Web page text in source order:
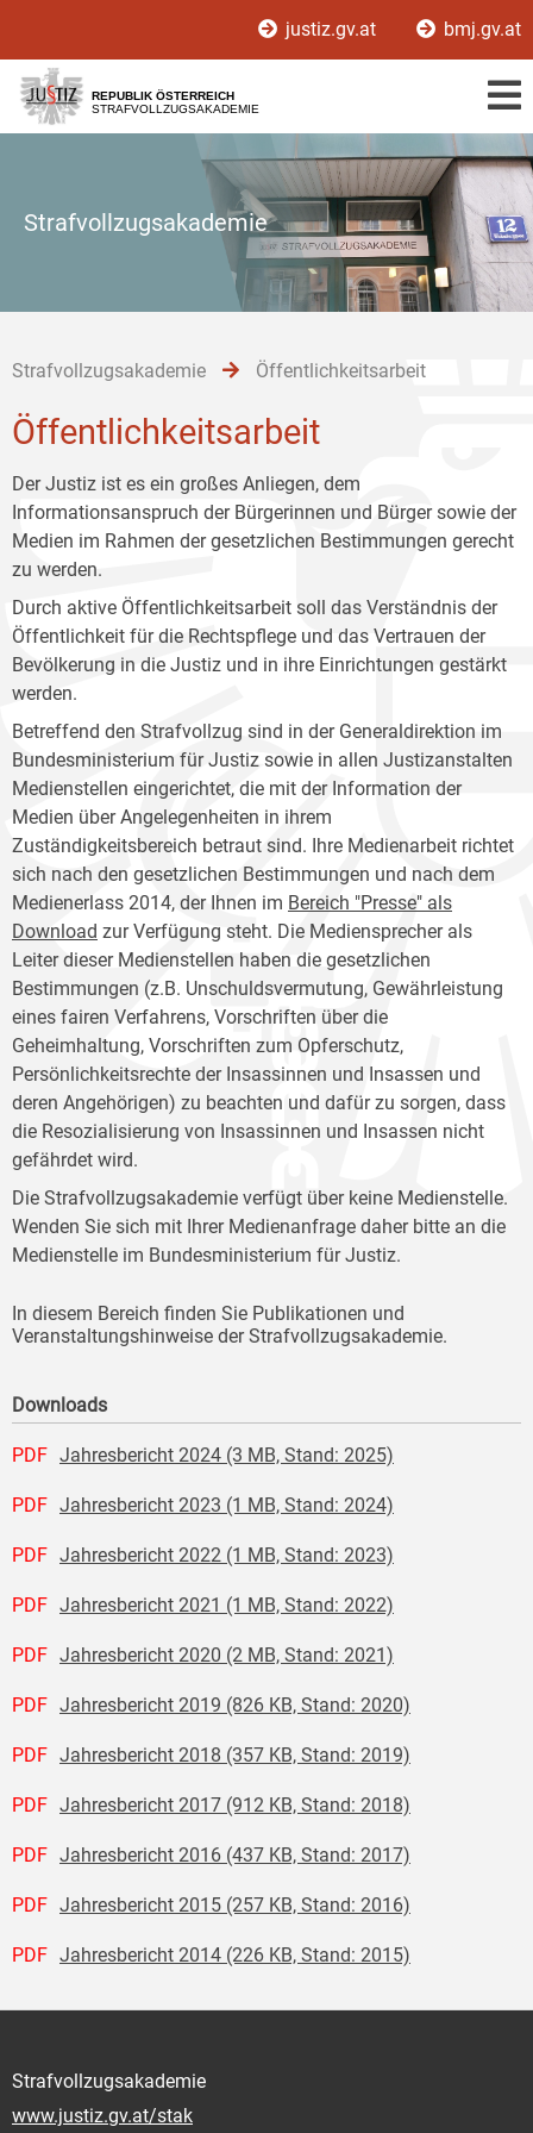
[1]
[2]
[3]
justiz.gv.at bmj.gv.at
REPUBLIK ÖSTERREICH
STRAFVOLLZUGSAKADEMIE
Strafvollzugsakademie
Strafvollzugsakademie Öffentlichkeitsarbeit
Öffentlichkeitsarbeit
Der Justiz ist es ein großes Anliegen, dem
Informationsanspruch der Bürgerinnen und Bürger sowie der
Medien im Rahmen der gesetzlichen Bestimmungen gerecht
zu werden.
Durch aktive Öffentlichkeitsarbeit soll das Verständnis der
Öffentlichkeit für die Rechtspflege und das Vertrauen der
Bevölkerung in die Justiz und in ihre Einrichtungen gestärkt
werden.
Betreffend den Strafvollzug sind in der Generaldirektion im
Bundesministerium für Justiz sowie in allen Justizanstalten
Medienstellen eingerichtet, die mit der Information der
Medien über Angelegenheiten in ihrem
Zuständigkeitsbereich betraut sind. Ihre Medienarbeit richtet
sich nach den gesetzlichen Bestimmungen und nach dem
Medienerlass 2014, der Ihnen im Bereich "Presse" als
Download zur Verfügung steht. Die Mediensprecher als
Leiter dieser Medienstellen haben die gesetzlichen
Bestimmungen (z.B. Unschuldsvermutung, Gewährleistung
eines fairen Verfahrens, Vorschriften über die
Geheimhaltung, Vorschriften zum Opferschutz,
Persönlichkeitsrechte der Insassinnen und Insassen und
deren Angehörigen) zu beachten und dafür zu sorgen, dass
die Resozialisierung von Insassinnen und Insassen nicht
gefährdet wird.
Die Strafvollzugsakademie verfügt über keine Medienstelle.
Wenden Sie sich mit Ihrer Medienanfrage daher bitte an die
Medienstelle im Bundesministerium für Justiz.
In diesem Bereich finden Sie Publikationen und
Veranstaltungshinweise der Strafvollzugsakademie.
Downloads
PDF Jahresbericht 2024 (3 MB, Stand: 2025)
PDF Jahresbericht 2023 (1 MB, Stand: 2024)
PDF Jahresbericht 2022 (1 MB, Stand: 2023)
PDF Jahresbericht 2021 (1 MB, Stand: 2022)
PDF Jahresbericht 2020 (2 MB, Stand: 2021)
PDF Jahresbericht 2019 (826 KB, Stand: 2020)
PDF Jahresbericht 2018 (357 KB, Stand: 2019)
PDF Jahresbericht 2017 (912 KB, Stand: 2018)
PDF Jahresbericht 2016 (437 KB, Stand: 2017)
PDF Jahresbericht 2015 (257 KB, Stand: 2016)
PDF Jahresbericht 2014 (226 KB, Stand: 2015)
Strafvollzugsakademie
www.justiz.gv.at/stak